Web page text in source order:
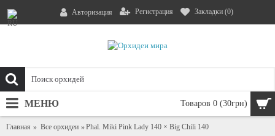
Авторизация Регистрация Закладки (0)
Товаров 0 (30грн)
МЕНЮ
Главная Все орхидеи Phal. Miki Pink Lady 140 × Big Chili 140